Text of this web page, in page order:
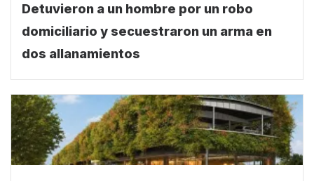
Detuvieron a un hombre por un robo
domiciliario y secuestraron un arma en
dos allanamientos